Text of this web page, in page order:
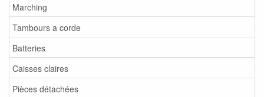
Marching
Tambours a corde
Batteries
Caisses claires
Pièces détachées